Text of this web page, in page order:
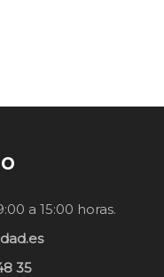
a 15:00 horas.
35